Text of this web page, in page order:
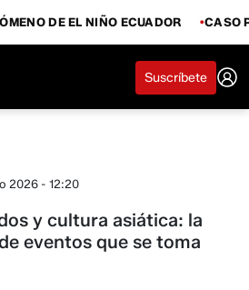
DE EL NIÑO ECUADOR CASO
Suscríbete
2026 - 12:20
y cultura asiática: la
eventos que se toma